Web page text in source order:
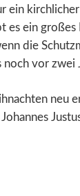
ein
es ein
die
vor zwei
neu